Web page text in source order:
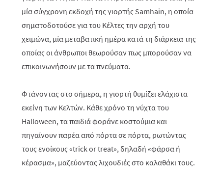
μία σύγχρονη εκδοχή της γιορτής Samhain, η οποία
σηματοδοτούσε για του Κέλτες την αρχή του
χειμώνα, μία μεταβατική ημέρα κατά τη διάρκεια της
οποίας οι άνθρωποι θεωρούσαν πως μπορούσαν να
επικοινωνήσουν με τα πνεύματα.
Φτάνοντας στο σήμερα, η γιορτή θυμίζει ελάχιστα
εκείνη των Κελτών. Κάθε χρόνο τη νύχτα του
Halloween, τα παιδιά φοράνε κοστούμια και
πηγαίνουν παρέα από πόρτα σε πόρτα, ρωτώντας
τους ενοίκους «trick or treat», δηλαδή «φάρσα ή
κέρασμα», μαζεύοντας λιχουδιές στο καλαθάκι τους.